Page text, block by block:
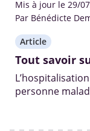
Mis à jour le 29/
Par Bénédicte
Article
Tout savoir
personne
soins de même
elle ou un